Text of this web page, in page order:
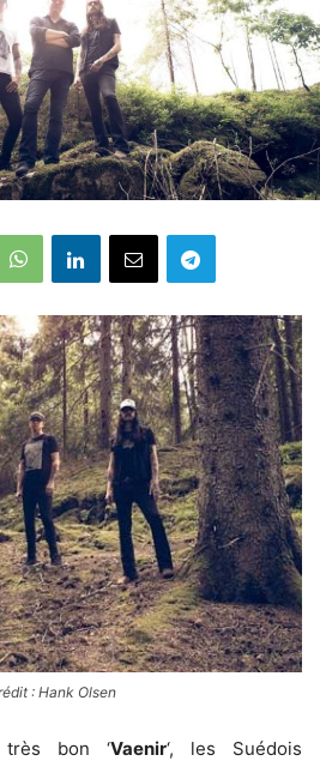
: Hank Olsen
bon ‘Vaenir‘, les Suédois